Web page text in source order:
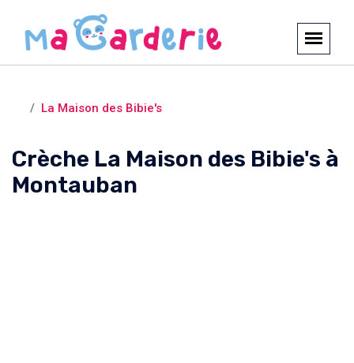
La Maison des Bibie's
Crèche La Maison des Bibie's à
Montauban